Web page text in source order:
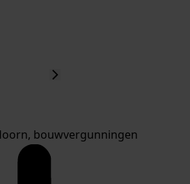
bouwvergunningen